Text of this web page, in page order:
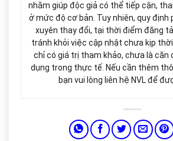
nhằm giúp độc giả có thể tiếp cận,
ở mức độ cơ bản. Tuy nhiên, quy
xuyên thay đổi, tại thời điểm đăng
tránh khỏi việc cập nhật chưa kịp
chỉ có giá trị tham khảo, chưa là căn
dụng trong thực tế. Nếu cần thêm
bạn vui lòng liên hệ NVL để